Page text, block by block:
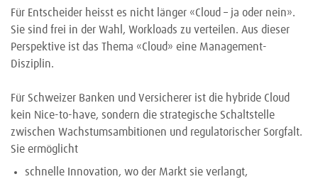
Für Entscheider heisst es nicht länger «Cloud – ja oder nein».
Sie sind frei in der Wahl, Workloads zu verteilen. Aus dieser
Perspektive ist das Thema «Cloud» eine Management-
Disziplin.
Für Schweizer Banken und Versicherer ist die hybride Cloud
kein Nice-to-have, sondern die strategische Schaltstelle
zwischen Wachstumsambitionen und regulatorischer Sorgfalt.
Sie ermöglicht
schnelle Innovation, wo der Markt sie verlangt,